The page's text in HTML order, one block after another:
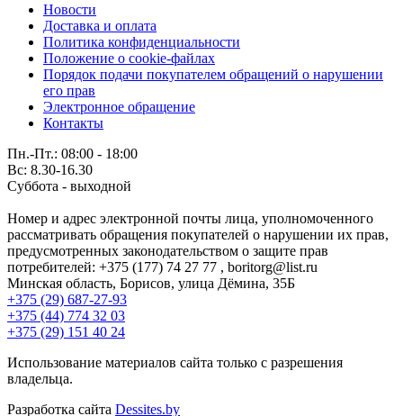
Новости
Доставка и оплата
Политика конфиденциальности
Положение о cookie-файлах
Порядок подачи покупателем обращений о нарушении
его прав
Электронное обращение
Контакты
Пн.-Пт.: 08:00 - 18:00
Вс: 8.30-16.30
Суббота - выходной
Номер и адрес электронной почты лица, уполномоченного
рассматривать обращения покупателей о нарушении их прав,
предусмотренных законодательством о защите прав
потребителей: +375 (177) 74 27 77 , boritorg@list.ru
Минская область, Борисов, улица Дёмина, 35Б
+375 (29) 687-27-93
+375 (44) 774 32 03
+375 (29) 151 40 24
Использование материалов сайта только с разрешения
владельца.
Разработка сайта Dessites.by